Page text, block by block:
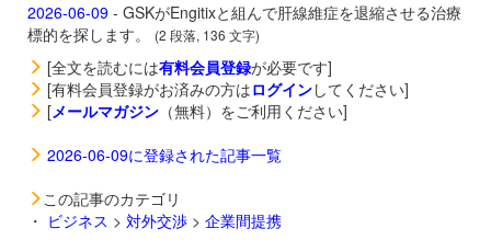
2026-06-09 - GSKがEngitixと組んで肝線維症を退縮させる治療
標的を探します。
(2 段落, 136 文字)
[全文を読むには有料会員登録が必要です]
[有料会員登録がお済みの方はログインしてください]
[メールマガジン （無料）をご利用ください]
2026-06-09に登録された記事一覧
この記事のカテゴリ
・ ビジネス > 対外交渉 > 企業間提携